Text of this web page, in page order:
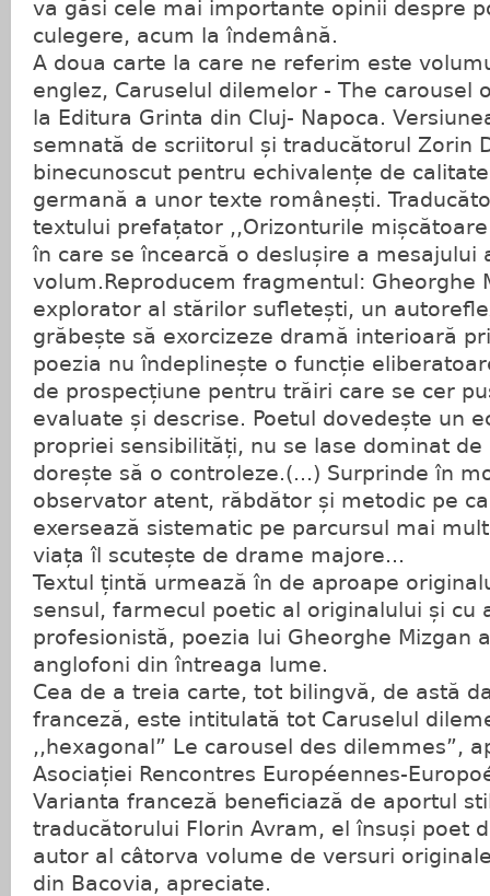
va găsi cele mai importante opinii despre
culegere, acum la îndemână.
A doua carte la care ne referim este
englez, Caruselul dilemelor - The carousel
la Editura Grinta din Cluj- Napoca.
semnată de scriitorul și traducătorul Zorin
binecunoscut pentru echivalențe de
germană a unor texte românești.
textului prefațator ,,Orizonturile
în care se încearcă o deslușire a mesajului
volum.Reproducem fragmentul: Gheorghe
explorator al stărilor sufletești, un
grăbește să exorcizeze dramă interioară
poezia nu îndeplinește o funcție
de prospecțiune pentru trăiri care se cer
evaluate și descrise. Poetul dovedește un
propriei sensibilități, nu se lase dominat de
dorește să o controleze.(...) Surprinde în
observator atent, răbdător și metodic pe
exersează sistematic pe parcursul mai
viața îl scutește de drame majore...
Textul țintă urmează în de aproape
sensul, farmecul poetic al originalului și cu
profesionistă, poezia lui Gheorghe Mizgan
anglofoni din întreaga lume.
Cea de a treia carte, tot bilingvă, de astă
franceză, este intitulată tot Caruselul
,,hexagonal” Le carousel des dilemmes”,
Asociației Rencontres Européennes-
Varianta franceză beneficiază de aportul
traducătorului Florin Avram, el însuși poet
autor al câtorva volume de versuri
din Bacovia, apreciate.